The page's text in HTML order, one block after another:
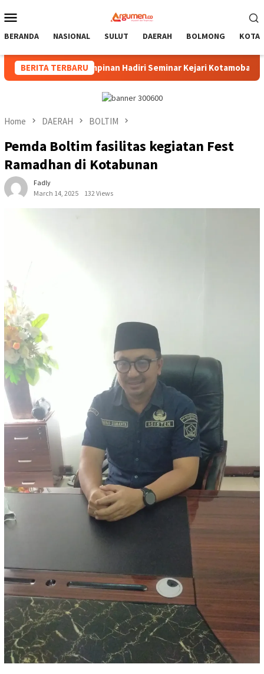
to
Menu
BERANDA NASIONAL SULUT DAERAH BOLMONG
BERITA TERBARU
Pimpinan Hadiri Seminar Kejari Kotamobagu Wali
Home DAERAH BOLTIM
Pemda Boltim fasilitas kegiatan Fest
Ramadhan di Kotabunan
Fadly
March 14, 2025
132 Views